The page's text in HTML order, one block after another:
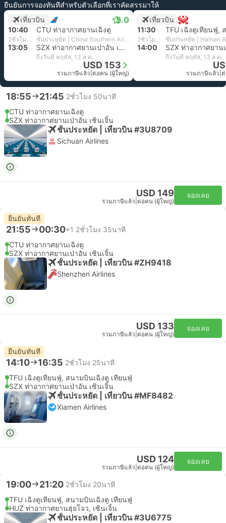
ยืนยันการจองทันทีสำหรับตัวเลือกที่เราคัดสรรมาให้
เที่ยวบิน
5.0
10:40 CTU ท่าอากาศยานเฉิงตู
2ชั่วโมง 25นาที ชั้นประหยัด | China Southern Airlines
13:05 SZX ท่าอากาศยานเป่าอัน เซินเจิ้น
ถึงวันที่ พฤหัส, 13 ส.ค.
USD 153
รวมภาษีแล้ว ต่อคน (ผู้ใหญ่)
เที่ยวบิน
11:30
2ชั่วโมง 30นาที ชั้นประหยัด | Hainan
14:00
ถึงวันที่ พฤหัส, 13 ส.ค.
รวมภาษีแล้ว
18:55 21:45 2ชั่วโมง 50นาที
CTU ท่าอากาศยานเฉิงตู
SZX ท่าอากาศยานเป่าอัน เซินเจิ้น
ชั้นประหยัด | เที่ยวบิน #3U8709
Sichuan Airlines
USD 149
รวมภาษีแล้ว ต่อคน (ผู้ใหญ่)
จองเลย
ยืนยันทันที
21:55 00:30+1 2ชั่วโมง 35นาที
CTU ท่าอากาศยานเฉิงตู
SZX ท่าอากาศยานเป่าอัน เซินเจิ้น
ชั้นประหยัด | เที่ยวบิน #ZH9418
Shenzhen Airlines
USD 133
รวมภาษีแล้ว ต่อคน (ผู้ใหญ่)
จองเลย
ยืนยันทันที
14:10 16:35 2ชั่วโมง 25นาที
TFU เฉิงตูเทียนฟู่, สนามบินเฉิงตู เทียนฟู่
SZX ท่าอากาศยานเป่าอัน เซินเจิ้น
ชั้นประหยัด | เที่ยวบิน #MF8482
Xiamen Airlines
USD 124
รวมภาษีแล้ว ต่อคน (ผู้ใหญ่)
จองเลย
19:00 21:20 2ชั่วโมง 20นาที
TFU เฉิงตูเทียนฟู่, สนามบินเฉิงตู เทียนฟู่
HUZ ท่าอากาศยานฮุ่ยโจว, เซินเจิ้น
ชั้นประหยัด | เที่ยวบิน #3U6775